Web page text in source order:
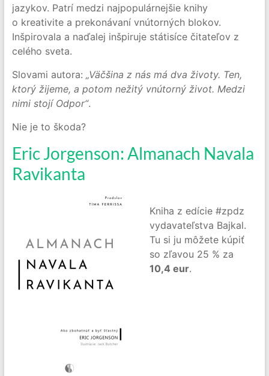
jazykov. Patrí medzi najpopulárnejšie knihy
o kreativite a prekonávaní vnútorných blokov.
Inšpirovala a naďalej inšpiruje státisíce čitateľov z
celého sveta.
Slovami autora: „Väčšina z nás má dva životy. Ten,
ktorý žijeme, a potom nežitý vnútorný život. Medzi
nimi stojí Odpor“.
Nie je to škoda?
Eric Jorgenson: Almanach Navala
Ravikanta
Kniha z edície #zpdz
vydavateľstva Bajkal.
Tu si ju môžete kúpiť
so zľavou 25 % za
10,4 eur.